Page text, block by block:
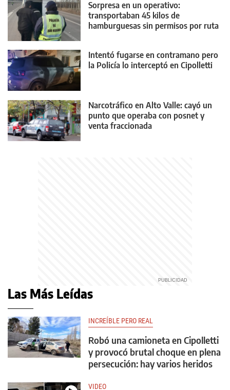
Sorpresa en un operativo:
transportaban 45 kilos de
hamburguesas sin permisos por ruta
Intentó fugarse en contramano pero
la Policía lo interceptó en Cipolletti
Narcotráfico en Alto Valle: cayó un
punto que operaba con posnet y
venta fraccionada
Las Más Leídas
INCREÍBLE PERO REAL
Robó una camioneta en Cipolletti
y provocó brutal choque en plena
persecución: hay varios heridos
VIDEO